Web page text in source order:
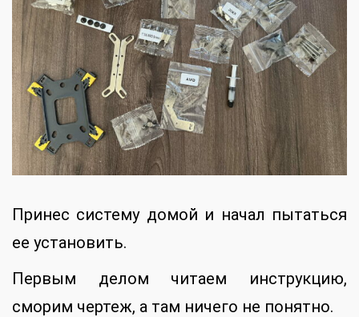
Принес систему домой и начал пытаться
ее установить.
Первым делом читаем инструкцию,
сморим чертеж, а там ничего не понятно.